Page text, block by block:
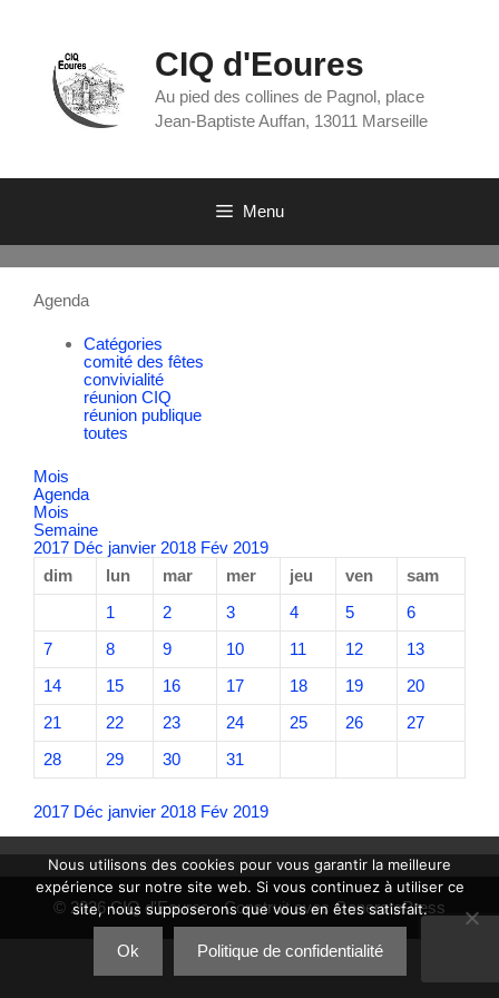
CIQ d'Eoures
Au pied des collines de Pagnol, place
Jean-Baptiste Auffan, 13011 Marseille
Menu
Agenda
Catégories
comité des fêtes
convivialité
réunion CIQ
réunion publique
toutes
Mois
Agenda
Mois
Semaine
2017 Déc janvier 2018 Fév 2019
dim
lun mar mer jeu ven
sam
1
2 3 4 5
6
7
8 9 10 11 12
13
14
15 16 17 18 19
20
21
22 23 24 25 26
27
28
29 30 31
2017 Déc janvier 2018 Fév 2019
© 2026 CIQ d'Eoures• Construit avecGeneratePress
Nous utilisons des cookies pour vous garantir la meilleure
expérience sur notre site web. Si vous continuez à utiliser ce
site, nous supposerons que vous en êtes satisfait.
Ok Politique de confidentialité